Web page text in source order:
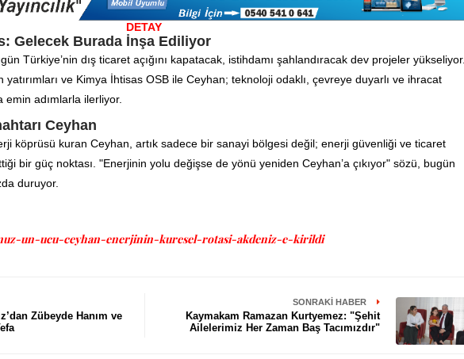
DETAY
Gelecek Burada İnşa Ediliyor
Türkiye’nin dış ticaret açığını kapatacak, istihdamı şahlandıracak dev projeler yükseliyor.
ve Kimya İhtisas OSB ile Ceyhan; teknoloji odaklı, çevreye duyarlı ve ihracat
adımlarla ilerliyor.
Ceyhan
köprüsü kuran Ceyhan, artık sadece bir sanayi bölgesi değil; enerji güvenliği ve ticaret
bir güç noktası. "Enerjinin yolu değişse de yönü yeniden Ceyhan’a çıkıyor" sözü, bugün
duruyor.
un-ucu-ceyhan-enerjinin-kuresel-rotasi-akdeniz-e-kirildi
Zübeyde Hanım ve
SONRAKI HABER
Kaymakam Ramazan Kurtyemez: "Şehit
Ailelerimiz Her Zaman Baş Tacımızdır"